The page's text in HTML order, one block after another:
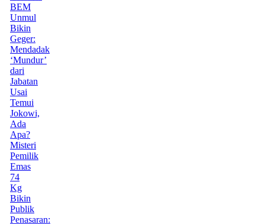
BEM
Unmul
Bikin
Geger:
Mendadak
‘Mundur’
dari
Jabatan
Usai
Temui
Jokowi,
Ada
Apa?
Misteri
Pemilik
Emas
74
Kg
Bikin
Publik
Penasaran: